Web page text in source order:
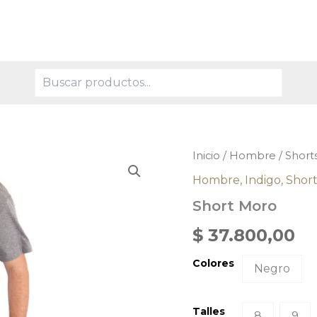
Inicio / Hombre /
Hombre, Indigo,
Short Moro
$ 37.800,00
Colores Negro
Talles
Short
cantidad